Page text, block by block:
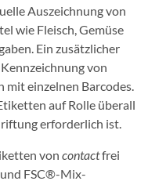
Auszeichnung von
wie Fleisch, Gemüse
Ein zusätzlicher
von
einzelnen Barcodes.
auf Rolle überall
erforderlich ist.
von contactfrei
FSC®-Mix-